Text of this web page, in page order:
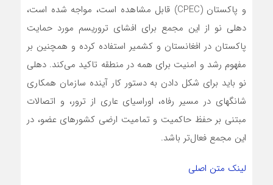
و پاکستان (CPEC) قابل مشاهده است، مواجه شده است،
دهلی نو از این مجمع برای افشای تروریسم مورد حمایت
پاکستان در افغانستان و کشمیر استفاده کرده و همچنین بر
مفهوم رشد و امنیت برای همه در منطقه تاکید می‌کند. دهلی
نو باید برای شکل دادن به دستور کار آینده سازمان همکاری
شانگهای در مسیر رفاه، اوراسیای عاری از ترور، و اتصالات
مبتنی بر حفظ حاکمیت و تمامیت ارضی کشورهای عضو، در
این مجمع فعال‌تر باشد.
لینک متن اصلی